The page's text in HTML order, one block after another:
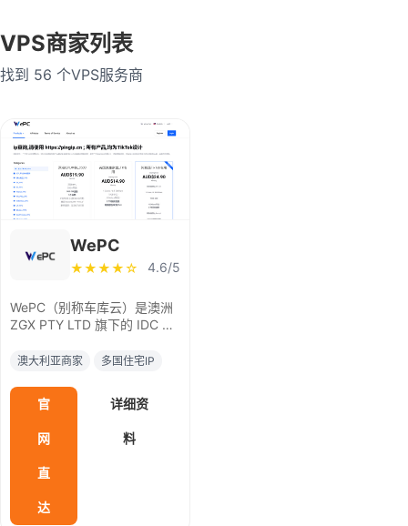
德国
印度
瑞士 瑞典
爱尔兰 西班牙
意大利
阿联酋迪拜
印度尼西亚
罗马尼亚
格鲁吉亚
VPS商家列表
找到 56 个VPS服务商
WePC
★★★★☆ 4.6/5
WePC（别称车库云）是澳洲
ZGX PTY LTD 旗下的 IDC 运
牌华人主机商，主打原生 IP
尤其适合 TikTok 运营、直播
及流媒体解锁等场景。
澳大利亚商家 多国住宅IP
官
网
直
达
详细资
料